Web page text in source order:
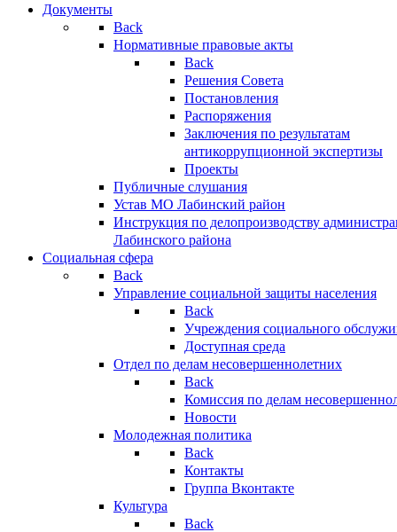
Документы
Back
Нормативные правовые акты
Back
Решения Совета
Постановления
Распоряжения
Заключения по результатам
антикоррупционной экспертизы
Проекты
Публичные слушания
Устав МО Лабинский район
Инструкция по делопроизводству
Лабинского района
Социальная сфера
Back
Управление социальной защиты населения
Back
Учреждения социального
Доступная среда
Отдел по делам несовершеннолетних
Back
Комиссия по делам
Новости
Молодежная политика
Back
Контакты
Группа Вконтакте
Культура
Back